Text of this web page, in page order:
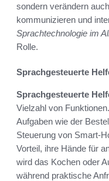
sondern verändern
kommunizieren und
Sprachtechnologie im
Rolle.
Sprachgesteuerte
Sprachgesteuerte
Vielzahl von
Aufgaben wie der
Steuerung von Smart-
Vorteil, ihre Hände für
wird das Kochen oder
während praktische